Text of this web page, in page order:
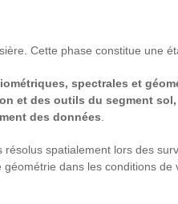
Cette phase constitue une
spectrales et
et des outils du segment sol,
des données
spatialement lors des
dans les conditions